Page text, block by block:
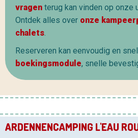
vragen terug kan vinden op
Ontdek alles over onze
chalets.
Reserveren kan eenvoudig en
boekingsmodule, snelle
ARDENNENCAMPING L'EAU